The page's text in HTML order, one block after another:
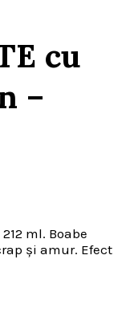
cu
–
ml. Boabe
și amur. Efect